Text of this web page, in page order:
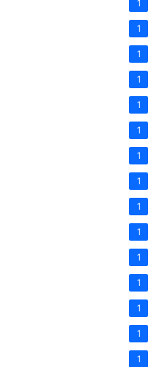
1
1
1
1
1
1
1
1
1
1
1
1
1
1
1